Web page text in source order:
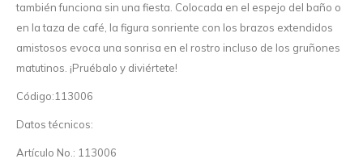
también funciona sin una fiesta. Colocada en el espejo del baño o
en la taza de café, la figura sonriente con los brazos extendidos
amistosos evoca una sonrisa en el rostro incluso de los gruñones
matutinos. ¡Pruébalo y diviértete!
Código:113006
Datos técnicos:
Artículo No.: 113006